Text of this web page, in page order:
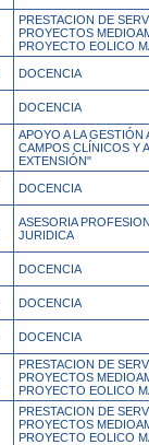
PRESTACION DE
PROYECTOS
PROYECTO EOLICO
DOCENCIA
DOCENCIA
APOYO A LA GESTIÓN
CAMPOS CLÍNICOS Y
EXTENSIÓN"
DOCENCIA
ASESORIA
JURIDICA
DOCENCIA
DOCENCIA
DOCENCIA
PRESTACION DE
PROYECTOS
PROYECTO EOLICO
PRESTACION DE
PROYECTOS
PROYECTO EOLICO